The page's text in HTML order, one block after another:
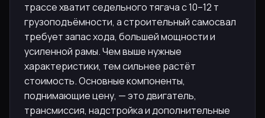
трассе хватит седельного тягача с 10–12 т
грузоподъёмности, а строительный самосвал
требует запас хода, большей мощности и
усиленной рамы. Чем выше нужные
характеристики, тем сильнее растёт
стоимость. Основные компоненты,
поднимающие цену, — это двигатель,
трансмиссия, надстройка и дополнительные